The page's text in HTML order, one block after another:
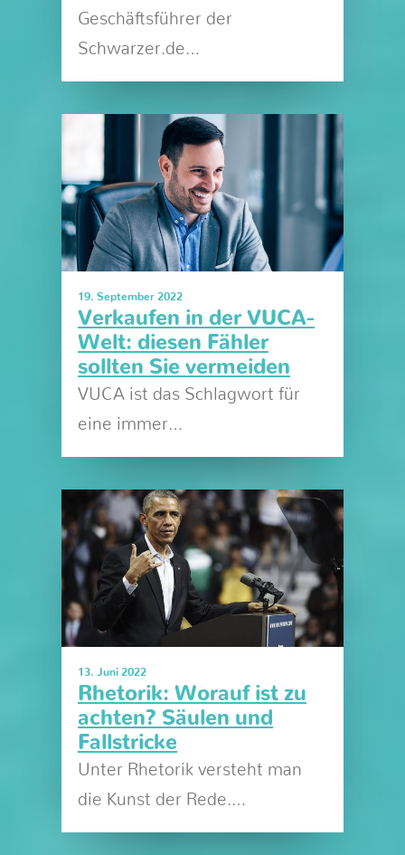
Geschäftsführer der
Schwarzer.de…
19. September 2022
Verkaufen in der VUCA-
Welt: diesen Fähler
sollten Sie vermeiden
VUCA ist das Schlagwort für
eine immer…
13. Juni 2022
Rhetorik: Worauf ist zu
achten? Säulen und
Fallstricke
Unter Rhetorik versteht man
die Kunst der Rede.…